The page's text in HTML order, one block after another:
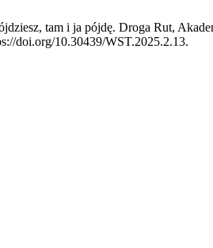
tam i ja pójdę. Droga Rut,
doi.org/10.30439/WST.2025.2.13.